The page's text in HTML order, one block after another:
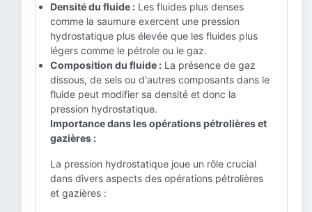
Densité du fluide : Les fluides plus denses
comme la saumure exercent une pression
hydrostatique plus élevée que les fluides plus
légers comme le pétrole ou le gaz.
Composition du fluide : La présence de gaz
dissous, de sels ou d'autres composants dans le
fluide peut modifier sa densité et donc la
pression hydrostatique.
Importance dans les opérations pétrolières et
gazières :
La pression hydrostatique joue un rôle crucial
dans divers aspects des opérations pétrolières
et gazières :